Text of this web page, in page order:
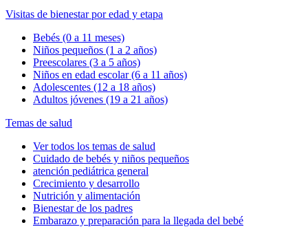
Visitas de bienestar por edad y etapa
Bebés (0 a 11 meses)
Niños pequeños (1 a 2 años)
Preescolares (3 a 5 años)
Niños en edad escolar (6 a 11 años)
Adolescentes (12 a 18 años)
Adultos jóvenes (19 a 21 años)
Temas de salud
Ver todos los temas de salud
Cuidado de bebés y niños pequeños
atención pediátrica general
Crecimiento y desarrollo
Nutrición y alimentación
Bienestar de los padres
Embarazo y preparación para la llegada del bebé